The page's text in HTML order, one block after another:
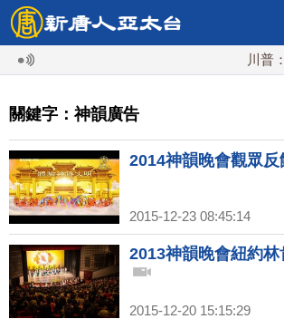
川普：伊
關鍵字：神韻廣告
2014神韻晚會觀眾反
2015-12-23 08:45:14
2013神韻晚會紐約
2015-12-20 15:15:29